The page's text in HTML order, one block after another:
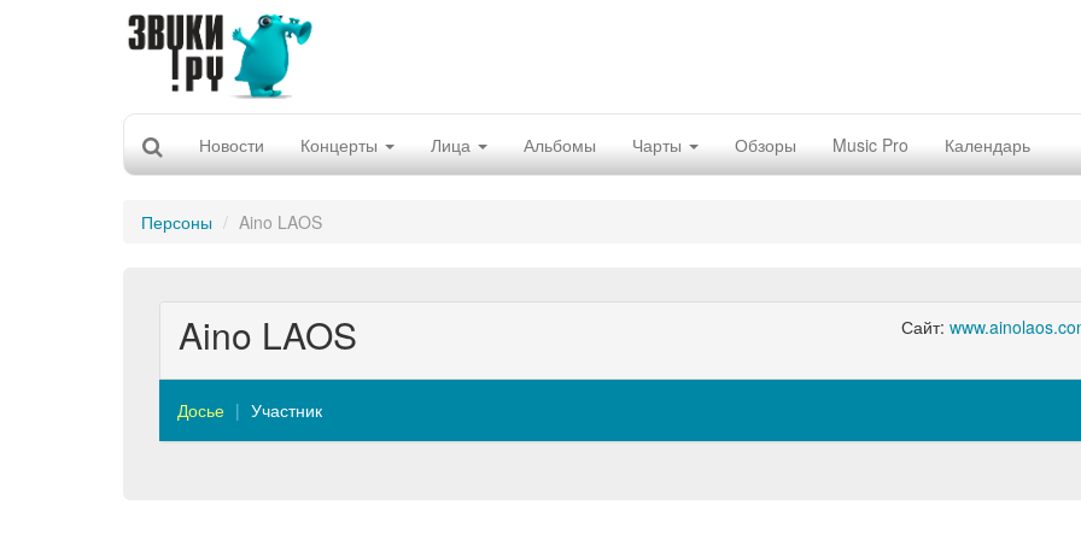
Новости Концерты Лица Альбомы Чарты Обзоры Music Pro Календарь
Персоны Aino LAOS
Сайт:
Aino LAOS
Досье Участник